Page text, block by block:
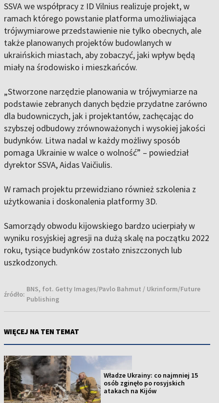
SSVA we współpracy z ID Vilnius realizuje projekt, w
ramach którego powstanie platforma umożliwiająca
trójwymiarowe przedstawienie nie tylko obecnych, ale
także planowanych projektów budowlanych w
ukraińskich miastach, aby zobaczyć, jaki wpływ będą
miały na środowisko i mieszkańców.
„Stworzone narzędzie planowania w trójwymiarze na
podstawie zebranych danych będzie przydatne zarówno
dla budowniczych, jak i projektantów, zachęcając do
szybszej odbudowy zrównoważonych i wysokiej jakości
budynków. Litwa nadal w każdy możliwy sposób
pomaga Ukrainie w walce o wolność” – powiedział
dyrektor SSVA, Aidas Vaičiulis.
W ramach projektu przewidziano również szkolenia z
użytkowania i doskonalenia platformy 3D.
Samorządy obwodu kijowskiego bardzo ucierpiały w
wyniku rosyjskiej agresji na dużą skalę na początku 2022
roku, tysiące budynków zostało zniszczonych lub
uszkodzonych.
źródło:
BNS, fot. Getty Images/Pavlo Bahmut / Ukrinform/Future
Publishing
WIĘCEJ NA TEN TEMAT
Władze Ukrainy: co najmniej 15
osób zginęło po rosyjskich
atakach na Kijów